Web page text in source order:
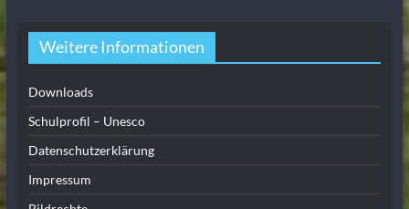
Weitere Informationen
Downloads
Schulprofil – Unesco
Datenschutzerklärung
Impressum